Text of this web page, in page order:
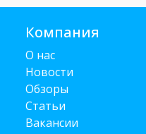
Компания
О нас
Новости
Обзоры
Статьи
Вакансии